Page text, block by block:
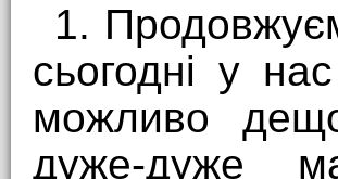
1.
сьогодні у
можливо
дуже-дуже